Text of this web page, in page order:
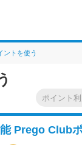
ントを使う
Prego Club